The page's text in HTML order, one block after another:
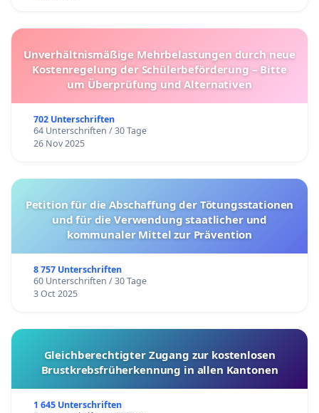
Unverhältnismäßige Mehrbelastungen durch neue
Kostenregelung der Schülerbeförderung – Bitte
um Überprüfung und Alternativen
702 Unterschriften
64 Unterschriften / 30 Tage
26 Nov 2025
Petition für die Abschaffung der Tötungsstationen
und für die Verwendung staatlicher und
kommunaler Mittel zur Prävention
8 757 Unterschriften
60 Unterschriften / 30 Tage
3 Oct 2025
Gleichberechtigter Zugang zur kostenlosen
Brustkrebsfrüherkennung in allen Kantonen
1 645 Unterschriften